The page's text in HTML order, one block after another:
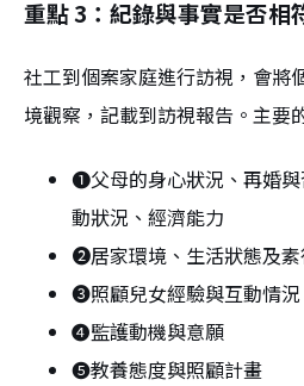
重點 3：紀錄與事實是否相
社工到個案家庭進行訪視，會將
境觀察，記載到訪視報告。主要
❶父母的身心狀況、再婚
動狀況、經濟能力
❷居家環境、生活狀態及
❸照顧兒女經驗與互動情況
❹監護動機與意願
❺教養態度與照顧計畫